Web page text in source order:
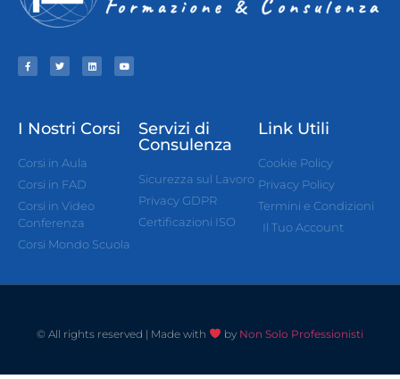
I Nostri Corsi
Corsi in Aula
Corsi in FAD
Corsi in Video
Conferenza
Corsi Mondo Scuola
Servizi di
Consulenza
Sicurezza sul Lavoro
Privacy GDPR
Certificazioni ISO
Link Utili
Cookie Policy
Privacy Policy
Termini e Condizioni
Il Tuo Account
© All rights reserved | Made with by Non Solo Professionisti